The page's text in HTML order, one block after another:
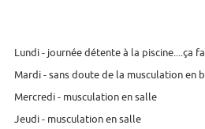
Lundi - journée détente à la piscine....ça
Mardi - sans doute de la musculation en
Mercredi - musculation en salle
Jeudi - musculation en salle